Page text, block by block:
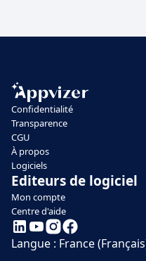
Confidentialité
Transparence
CGU
À propos
Logiciels
Editeurs de logiciel
Mon compte
Centre d'aide
Langue : France